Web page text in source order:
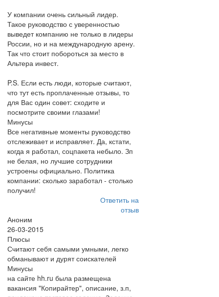
У компании очень сильный лидер.
Такое руководство с уверенностью
выведет компанию не только в лидеры
России, но и на международную арену.
Так что стоит побороться за место в
Альтера инвест.
P.S. Если есть люди, которые считают,
что тут есть проплаченные отзывы, то
для Вас один совет: сходите и
посмотрите своими глазами!
Минусы
Все негативные моменты руководство
отслеживает и исправляет. Да, кстати,
когда я работал, соцпакета небыло. Зп
не белая, но лучшие сотрудники
устроены официально. Политика
компании: сколько заработал - столько
получил!
Ответить на
отзыв
Аноним
26-03-2015
Плюсы
Считают себя самыми умными, легко
обманывают и дурят соискателей
Минусы
на сайте hh.ru была размещена
вакансия "Копирайтер", описание, з.п,